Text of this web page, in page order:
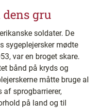
gru
soldater. De
sygeplejersker mødte
var en broget skare.
bånd på kryds og
måtte bruge al
af sprogbarrierer,
på land og til